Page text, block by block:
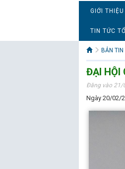
GIỚI THIỆU
TIN TỨC
BẢN
ĐẠI HỘI
Đăng vào 21/
Ngày 20/02/